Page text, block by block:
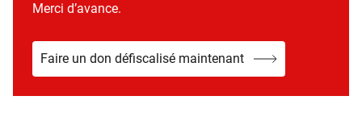
Merci d’avance.
Faire un don défiscalisé maintenant